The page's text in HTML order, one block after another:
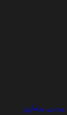
بهره وری بیماری